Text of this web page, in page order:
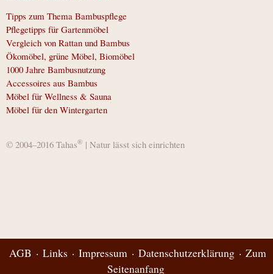
Tipps zum Thema Bambuspflege
Pflegetipps für Gartenmöbel
Vergleich von Rattan und Bambus
Ökomöbel, grüne Möbel, Biomöbel
1000 Jahre Bambusnutzung
Accessoires aus Bambus
Möbel für Wellness & Sauna
Möbel für den Wintergarten
© 2004–2016 Tahas® | Natur lässt sich einrichten
AGB Links Impressum Datenschutzerklärung
Zum
Seitenanfang